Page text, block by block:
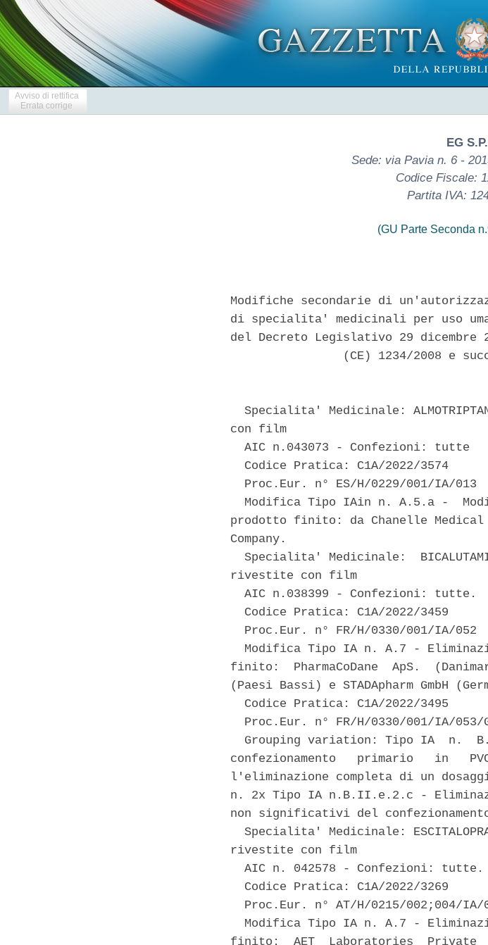
Avviso di rettifica
Errata corrige
EG
Sede: via Pavia n. 6 -
Codice Fiscale:
Partita IVA:
(GU Parte Seconda
Modifiche secondarie di
di specialita' medicinali per uso
del Decreto Legislativo 29 dicembre
(CE) 1234/2008 e
Specialita' Medicinale:
con film
  AIC n.043073 - Confezioni: tutte
  Codice Pratica: C1A/2022/3574
  Proc.Eur. n° ES/H/0229/001/IA/013
Modifica Tipo IAin n. A.5.a -
prodotto finito: da Chanelle
Company.
Specialita' Medicinale:
rivestite con film
  AIC n.038399 - Confezioni: tutte.
  Codice Pratica: C1A/2022/3459
  Proc.Eur. n° FR/H/0330/001/IA/052
Modifica Tipo IA n. A.7 -
finito:  PharmaCoDane  ApS.
(Paesi Bassi) e STADApharm GmbH
  Codice Pratica: C1A/2022/3495
Proc.Eur. n° FR/H/0330/001/IA/053/
Grouping variation: Tipo IA  n.
confezionamento   primario   in
l'eliminazione completa di un
n. 2x Tipo IA n.B.II.e.2.c -
non significativi del
Specialita' Medicinale:
rivestite con film
  AIC n. 042578 - Confezioni: tutte.
  Codice Pratica: C1A/2022/3269
Proc.Eur. n° AT/H/0215/002;004/IA/
Modifica Tipo IA n. A.7 -
finito:  AET  Laboratories  Private